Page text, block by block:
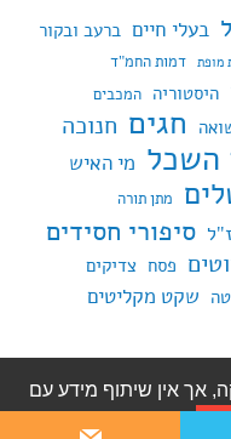
בעלי חיים ברעב ובקור
מופת דמות החמ"ד
היסטוריה המכבים
חגים חנוכה
השכל מי האיש
מתן תורה
סיפורי חסידים
פסח צדיקים
שקט מקליטים
WordPress.com
אך אין שיתוף מידע עם